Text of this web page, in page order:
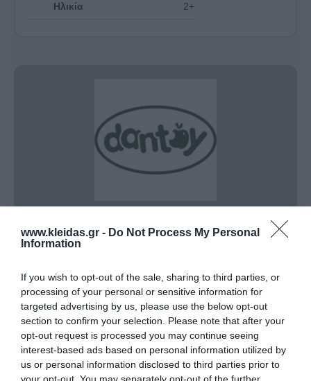
www.kleidas.gr - Do Not Process My Personal
Information
If you wish to opt-out of the sale, sharing to third parties, or
processing of your personal or sensitive information for
targeted advertising by us, please use the below opt-out
section to confirm your selection. Please note that after your
opt-out request is processed you may continue seeing
interest-based ads based on personal information utilized by
us or personal information disclosed to third parties prior to
your opt-out. You may separately opt-out of the further
Ηλικία 2+
Πάνω από 55 Χρόνια Καινοτομίας, Ασφάλειας και
Οικολογικής Συνείδησης στο Παιδικό Παιχνίδι
ξεπερνά τα55 χρόνια, ηDantoyαποτελεί παγκόσμιο
σημείο αναφοράς στον σχεδιασμό και την παραγωγή
ποιοτικών παιχνιδιών, με παρουσία σε περισσότερες
από 50 χώρες. Για τη Dantoy, η ασφάλεια των
παιδιώνδεν είναι απλώς μια προδιαγραφή, αλλά
πρωταρχική αξία. Κάθε χρόνο, η εταιρεία υποβάλλει
τα προϊόντα της σε αυστηρούς ελέγχους,
ανανεώνοντας όλες τις διεθνείς πιστοποιήσεις που
εγγυώνται την απόλυτη προστασία των μικρών